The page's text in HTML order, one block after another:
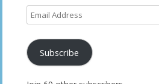
Email
Address
Subscribe